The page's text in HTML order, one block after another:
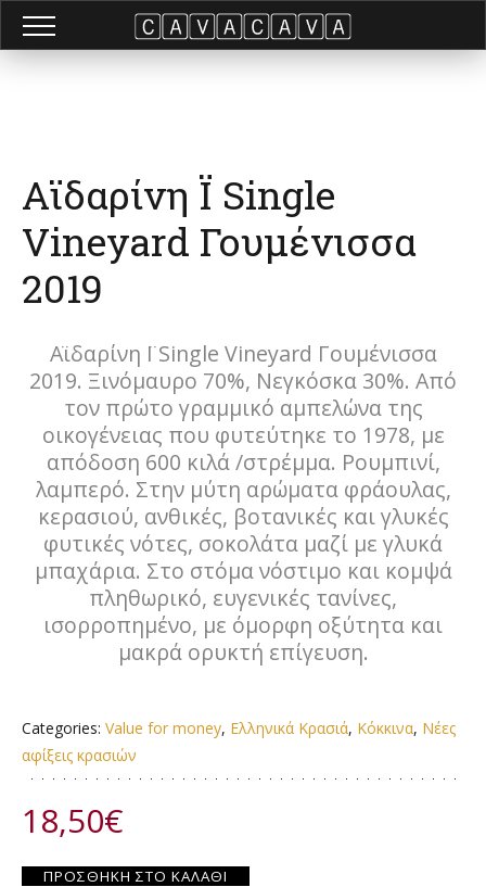
Αϊδαρίνη Ϊ Single
Vineyard Γουμένισσα
2019
Αϊδαρίνη Ϊ Single Vineyard Γουμένισσα
2019. Ξινόμαυρο 70%, Νεγκόσκα 30%. Από
τον πρώτο γραμμικό αμπελώνα της
οικογένειας που φυτεύτηκε το 1978, με
απόδοση 600 κιλά /στρέμμα. Ρουμπινί,
λαμπερό. Στην μύτη αρώματα φράουλας,
κερασιού, ανθικές, βοτανικές και γλυκές
φυτικές νότες, σοκολάτα μαζί με γλυκά
μπαχάρια. Στο στόμα νόστιμο και κομψά
πληθωρικό, ευγενικές τανίνες,
ισορροπημένο, με όμορφη οξύτητα και
μακρά ορυκτή επίγευση.
Categories: Value for money, Ελληνικά Κρασιά, Κόκκινα, Νέες
αφίξεις κρασιών
18,50€
ΠΡΟΣΘΉΚΗ ΣΤΟ ΚΑΛΆΘΙ